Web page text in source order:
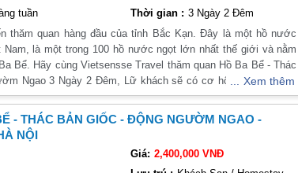
tuần Thời gian : 3 Ngày 2 Đêm
thăm quan hàng đầu của tỉnh Bắc Kạn. Đây là một hồ nước
là một trong 100 hồ nước ngọt lớn nhất thế giới và nằm
Bể. Hãy cùng Vietsensse Travel thăm quan Hồ Ba Bể - Thác
Ngày 2 Đêm, Lữ khách sẽ có cơ hội khám phá vẻ
ngỡ ngàng, những khung cảnh non nước hữu tình cùng với
tiếng như Pác Bó, Suối Lê Nin, núi các Mác,....cùng với đó là
mang đậm bản sắc văn hóa truyền thống của đồng bào dân
chắc chắn sẽ khiến cho bất cứ ai khi tới đây cũng cảm thấy
Xem thêm
- THÁC BẢN GIỐC - ĐỘNG NGƯỜM NGAO -
NỘI
Giá: 2,400,000 VNĐ